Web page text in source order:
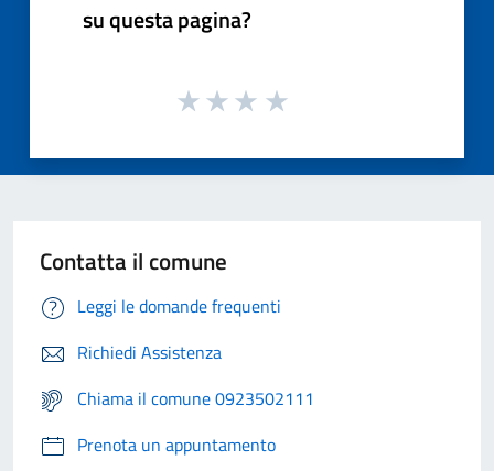
su questa pagina?
Contatta il comune
Leggi le domande frequenti
Richiedi Assistenza
Chiama il comune 0923502111
Prenota un appuntamento